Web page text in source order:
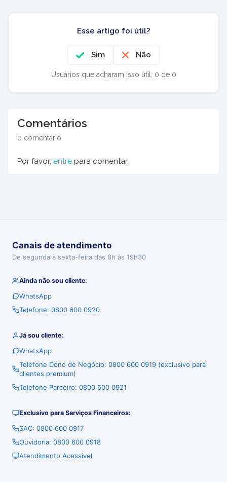
Esse artigo foi útil?
Sim Não
Usuários que acharam isso útil: 0 de 0
Comentários
0 comentário
Por favor, entre para comentar.
Canais de atendimento
De segunda à sexta-feira das 8h às 19h30
Ainda não sou cliente:
WhatsApp
Telefone: 0800 600 0920
Já sou cliente:
WhatsApp
Telefone Dono de Negócio: 0800 600 0919 (exclusivo para
clientes premium)
Telefone Parceiro: 0800 600 0921
Exclusivo para Serviços Financeiros:
SAC: 0800 600 0917
Ouvidoria: 0800 600 0918
Atendimento Acessível